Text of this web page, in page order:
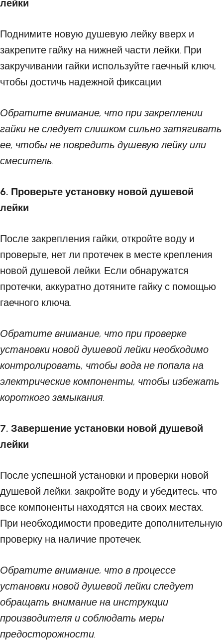
лейки
Поднимите новую душевую лейку вверх и
закрепите гайку на нижней части лейки. При
закручивании гайки используйте гаечный ключ,
чтобы достичь надежной фиксации.
Обратите внимание, что при закреплении
гайки не следует слишком сильно затягивать
ее, чтобы не повредить душевую лейку или
смеситель.
6. Проверьте установку новой душевой
лейки
После закрепления гайки, откройте воду и
проверьте, нет ли протечек в месте крепления
новой душевой лейки. Если обнаружатся
протечки, аккуратно дотяните гайку с помощью
гаечного ключа.
Обратите внимание, что при проверке
установки новой душевой лейки необходимо
контролировать, чтобы вода не попала на
электрические компоненты, чтобы избежать
короткого замыкания.
7. Завершение установки новой душевой
лейки
После успешной установки и проверки новой
душевой лейки, закройте воду и убедитесь, что
все компоненты находятся на своих местах.
При необходимости проведите дополнительную
проверку на наличие протечек.
Обратите внимание, что в процессе
установки новой душевой лейки следует
обращать внимание на инструкции
производителя и соблюдать меры
предосторожности.